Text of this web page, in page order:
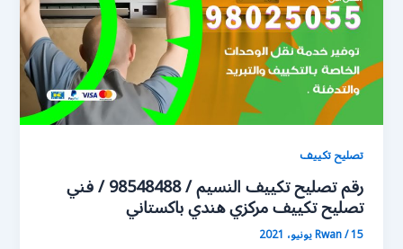
تصليح تكييف
رقم تصليح تكييف النسيم / 98548488 / فني
تصليح تكييف مركزي هندي باكستاني
Rwan/15 يونيو، 2021